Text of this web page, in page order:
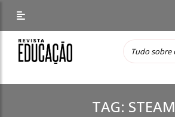
TAG: STEAM